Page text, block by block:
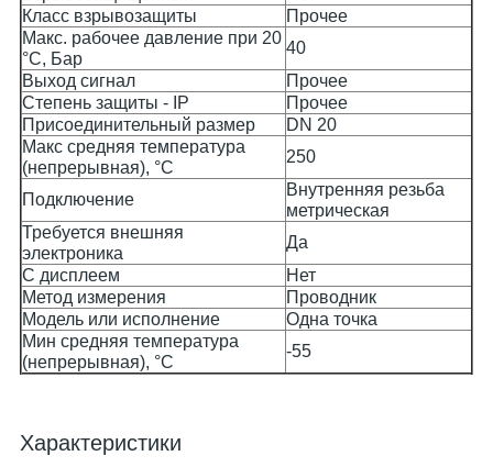
Класс взрывозащиты
Прочее
Макс. рабочее давление при 20
°C, Бар
40
Выход сигнал
Прочее
Степень защиты - IP
Прочее
Присоединительный размер
DN 20
Макс средняя температура
(непрерывная), °C
250
Подключение
Внутренняя резьба
метрическая
Требуется внешняя
электроника
Да
С дисплеем
Нет
Метод измерения
Проводник
Модель или исполнение
Одна точка
Мин средняя температура
(непрерывная), °C
-55
Характеристики